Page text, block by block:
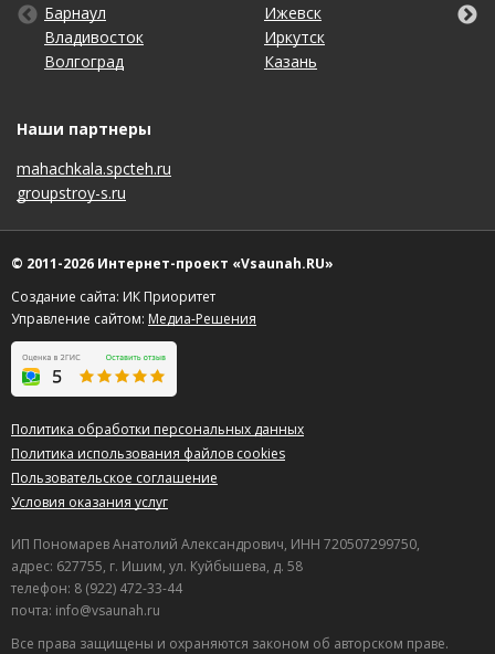
Барнаул
Владивосток
Волгоград
Ижевск
Иркутск
Казань
Киров
Краснодар
Красноярск
Набережные Челны
Нижний Новгород
Новосибирск
Пенза
Пермь
Ростов-на-Дону
Санкт-Петербург
Саратов
Ставрополь
Тула
Тюмень
Ульяновск
Чебоксары
Челябинск
Ярославль
Наши партнеры
mahachkala.spcteh.ru
groupstroy-s.ru
© 2011-2026 Интернет-проект «Vsaunah.RU»
Создание сайта: ИК Приоритет
Управление сайтом: Медиа-Решения
Политика обработки персональных данных
Политика использования файлов cookies
Пользовательское соглашение
Условия оказания услуг
ИП Пономарев Анатолий Александрович, ИНН 720507299750,
адрес: 627755, г. Ишим, ул. Куйбышева, д. 58
телефон: 8 (922) 472-33-44
почта: info@vsaunah.ru
Все права защищены и охраняются законом об авторском праве.